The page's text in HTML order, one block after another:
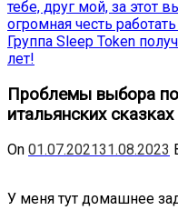
тебе, друг мой, за этот
огромная честь
Группа Sleep Token
лет!
Проблемы выбора
итальянских сказках
On 01.07.202131.08.2023
У меня тут домашнее